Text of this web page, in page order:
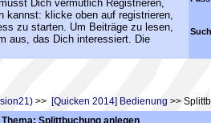
Dich vermutlich Registrieren,
kannst: klicke oben auf registrieren,
zu starten. Um Beiträge zu lesen,
aus, das Dich interessiert. Die
>> [Quicken 2014] Bedienung >>
Thema: Splittbuchung anlegen